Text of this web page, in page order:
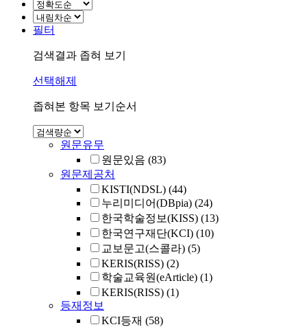
필터
검색결과 좁혀 보기
선택해제
좁혀본 항목 보기순서
원문유무
원문있음 (83)
원문제공처
KISTI(NDSL) (44)
누리미디어(DBpia) (24)
한국학술정보(KISS) (13)
한국연구재단(KCI) (10)
교보문고(스콜라) (5)
KERIS(RISS) (2)
학술교육원(eArticle) (1)
KERIS(RISS) (1)
등재정보
KCI등재 (58)